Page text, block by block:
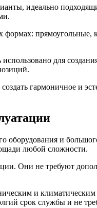
идеально
прямоугольные,
для
гармоничное и
оборудования и
любой сложности.
Они не требуют
и
срок службы и не